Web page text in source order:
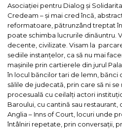
Asociației pentru Dialog și
Credeam – și mai cred încă,
reformatoare, pătrunzând treptat
poate schimba lucrurile dinăuntru.
decente, civilizate. Visam la
sediile instanțelor, ca să nu mai
mașinile prin cartierele din jurul
în locul băncilor tari de lemn,
sălile de judecată, prin care să ni
procesuală cu ceilalți actori
Baroului, cu cantină sau restaurant,
Anglia – Inns of Court, locuri unde
întâlniri repetate, prin conversații,